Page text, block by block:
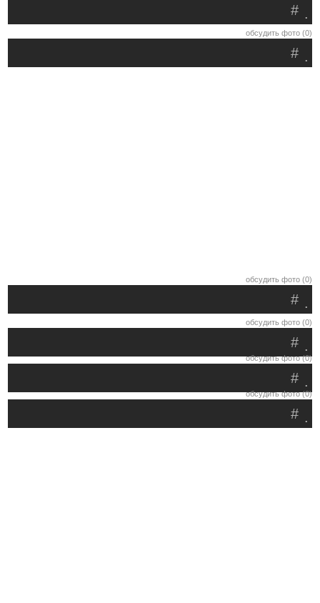
.
#
обсудить фото (0)
.
#
обсудить фото (0)
.
#
обсудить фото (0)
.
#
обсудить фото (0)
.
#
обсудить фото (0)
.
#